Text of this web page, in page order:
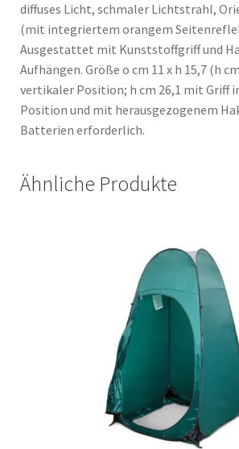
diffuses Licht, schmaler Lichtstrahl,
(mit integriertem orangem
Ausgestattet mit Kunststoffgriff und
Aufhängen. Größe o cm 11 x h 15,7 (h
vertikaler Position; h cm 26,1 mit Griff
Position und mit herausgezogenem
Batterien erforderlich.
Ähnliche Produkte